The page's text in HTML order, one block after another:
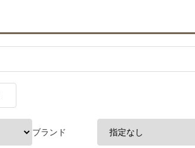
ブランド